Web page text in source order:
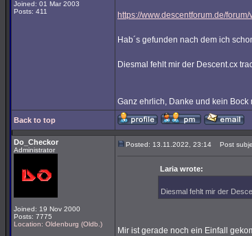
Joined: 01 Mar 2003
Posts: 411
https://www.descentforum.de/
Hab´s gefunden nach dem ich
Diesmal fehlt mir der Descent.cx
Ganz ehrlich, Danke und kein Bock
Back to top
Do_Checkor
Administrator
Joined: 19 Nov 2000
Posts: 7775
Location: Oldenburg (Oldb.)
Posted: 13.11.2022, 23:14 Post
Laria wrote:
Diesmal fehlt mir der
Mir ist gerade noch ein Einfall